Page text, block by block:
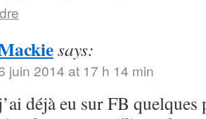
says:
juin 2014 at 17 h 14 min
déjà eu sur FB quelques